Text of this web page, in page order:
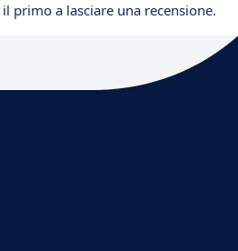
primo a lasciare una recensione.